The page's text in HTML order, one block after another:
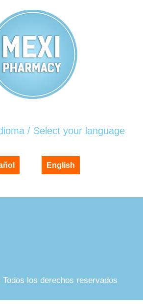
/ Select your language
English
los derechos reservados